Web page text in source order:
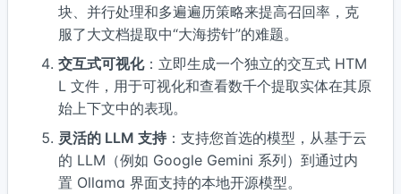
块、并行处理和多遍遍历策略来提高召回率，克
服了大文档提取中“大海捞针”的难题。
交互式可视化：立即生成一个独立的交互式 HTM
L 文件，用于可视化和查看数千个提取实体在其原
始上下文中的表现。
灵活的 LLM 支持：支持您首选的模型，从基于云
的 LLM（例如 Google Gemini 系列）到通过内
置 Ollama 界面支持的本地开源模型。